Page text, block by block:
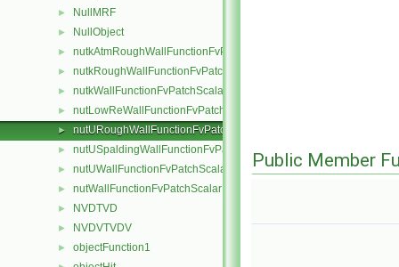
► NullMRF
► NullObject
► nutkAtmRoughWallFunctionFvPatchScalarField
► nutkRoughWallFunctionFvPatchScalarField
► nutkWallFunctionFvPatchScalarField
► nutLowReWallFunctionFvPatchScalarField
► nutURoughWallFunctionFvPatchScalarField
► nutUSpaldingWallFunctionFvPatchScalarField
► nutUWallFunctionFvPatchScalarField
► nutWallFunctionFvPatchScalarField
► NVDTVD
► NVDVTVDV
► objectFunction1
Public Member